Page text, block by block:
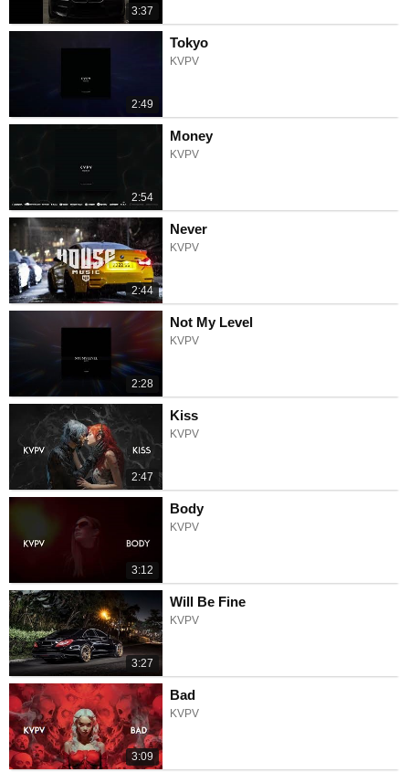
3:37
2:49
Tokyo
KVPV
2:54
Money
KVPV
2:44
Never
KVPV
2:28
Not My Level
KVPV
2:47
Kiss
KVPV
3:12
Body
KVPV
3:27
Will Be Fine
KVPV
3:09
Bad
KVPV